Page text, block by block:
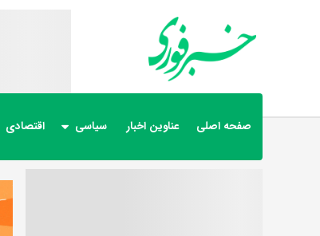
صفحه اصلی عناوین اخبار سیاسی اقتصادی